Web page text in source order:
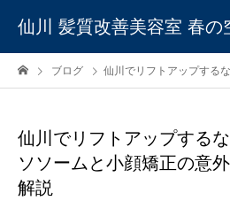
仙川 髪質改善美容室 春の
ブログ 仙川でリフトアップするなら頭皮から？エク
仙川でリフトアップする
ソソームと小顔矯正の意
解説